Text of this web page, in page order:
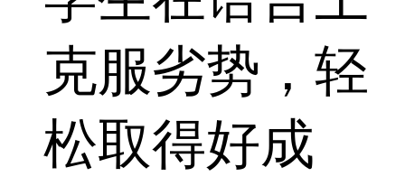
克服劣势，轻
松取得好成